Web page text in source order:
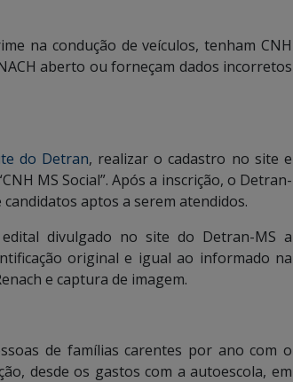
na condução de veículos, tenham CNH
aberto ou forneçam dados incorretos
do Detran, realizar o cadastro no site e
MS Social”. Após a inscrição, o Detran-
aptos a serem atendidos.
divulgado no site do Detran-MS a
original e igual ao informado na
e captura de imagem.
de famílias carentes por ano com o
desde os gastos com a autoescola, em